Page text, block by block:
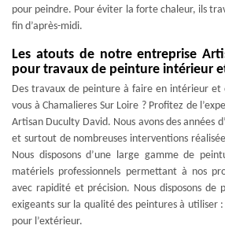
pour peindre. Pour éviter la forte chaleur, ils
fin d’après-midi.
Les atouts de notre entreprise
pour travaux de peinture intérieur
Des travaux de peinture à faire en intérieur et
vous à Chamalieres Sur Loire ? Profitez de
Artisan Duculty David. Nous avons des années
et surtout de nombreuses interventions
Nous disposons d’une large gamme de
matériels professionnels permettant à nos
avec rapidité et précision. Nous disposons de
exigeants sur la qualité des peintures à utiliser
pour l’extérieur.